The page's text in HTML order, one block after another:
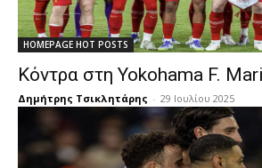
HOMEPAGE HOT POSTS
Κόντρα στη Yokohama F.
Δημήτρης Τσικλητάρης - 29 Ιουλίου 2025